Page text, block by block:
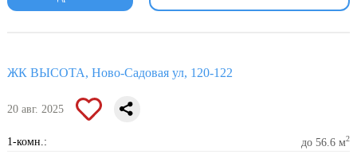
ЖК ВЫСОТА, Ново-Садовая ул, 120-122
20 авг. 2025
1-комн.: до 56.6 м2